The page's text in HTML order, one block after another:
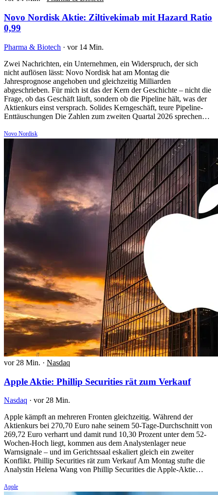
Novo Nordisk Aktie: Ziltivekimab mit Hazard Ratio
0,99
Pharma & Biotech · vor 14 Min.
Zwei Nachrichten, ein Unternehmen, ein Widerspruch, der sich
nicht auflösen lässt: Novo Nordisk hat am Montag die
Jahresprognose angehoben und gleichzeitig Milliarden
abgeschrieben. Für mich ist das der Kern der Geschichte – nicht die
Frage, ob das Geschäft läuft, sondern ob die Pipeline hält, was der
Aktienkurs einst versprach. Solides Kerngeschäft, teure Pipeline-
Enttäuschungen Die Zahlen zum zweiten Quartal 2026 sprechen…
Novo Nordisk
vor 28 Min. · Nasdaq
Apple Aktie: Phillip Securities rät zum Verkauf
Nasdaq · vor 28 Min.
Apple kämpft an mehreren Fronten gleichzeitig. Während der
Aktienkurs bei 270,70 Euro nahe seinem 50-Tage-Durchschnitt von
269,72 Euro verharrt und damit rund 10,30 Prozent unter dem 52-
Wochen-Hoch liegt, kommen aus dem Analystenlager neue
Warnsignale – und im Gerichtssaal eskaliert gleich ein zweiter
Konflikt. Phillip Securities rät zum Verkauf Am Montag stufte die
Analystin Helena Wang von Phillip Securities die Apple-Aktie…
Apple